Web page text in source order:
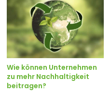
Wie können Unternehmen
zu mehr Nachhaltigkeit
beitragen?